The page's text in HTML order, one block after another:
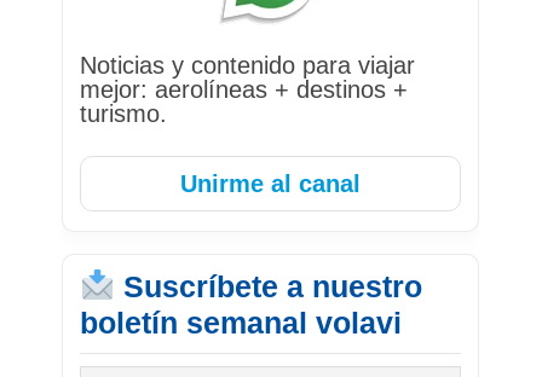
Noticias y contenido para viajar
mejor: aerolíneas + destinos +
turismo.
Unirme al canal
Suscríbete a nuestro
boletín semanal volavi